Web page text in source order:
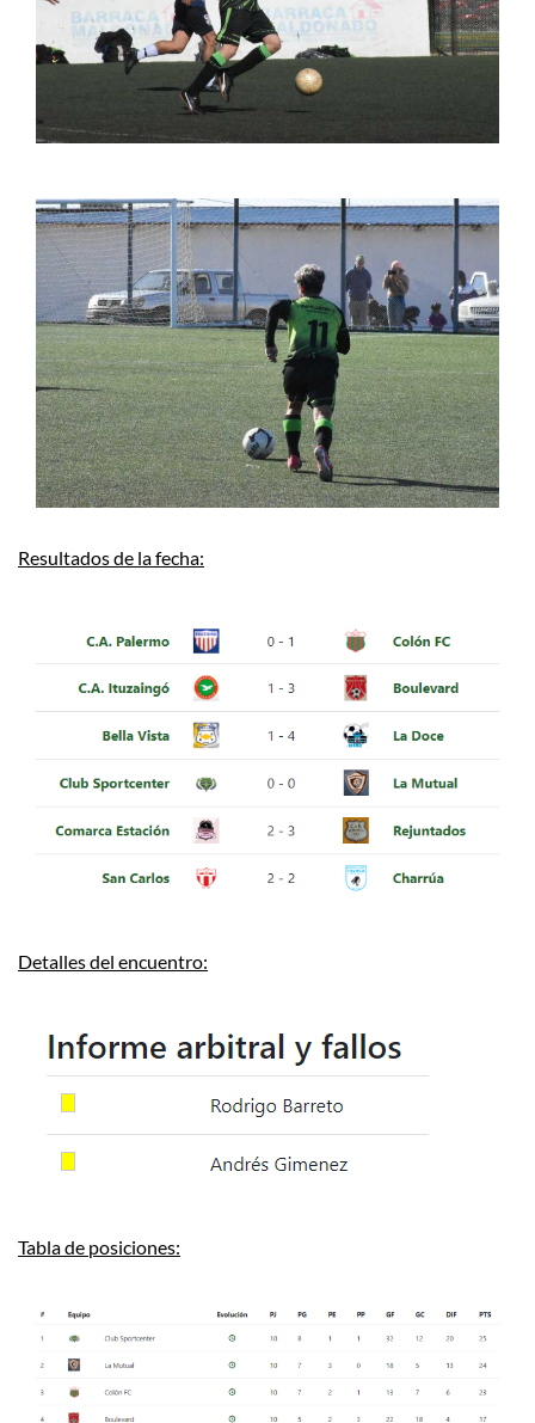
Resultados de la fecha:
Detalles del encuentro:
Tabla de posiciones: